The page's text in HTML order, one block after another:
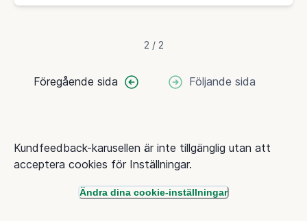
Föregående sida
2 / 2
Följande sida
Kundfeedback-karusellen är inte tillgänglig utan att
acceptera cookies för Inställningar.
Ändra dina cookie-inställningar